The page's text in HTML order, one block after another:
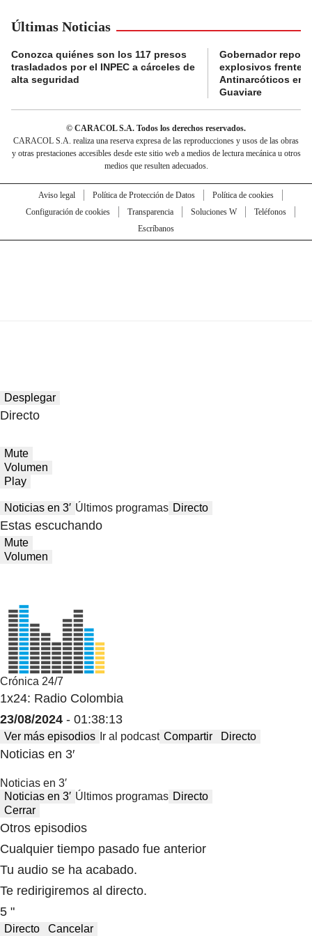
Últimas Noticias
Conozca quiénes son los 117 presos
trasladados por el INPEC a cárceles de
alta seguridad
Gobernador
explosivos frente a
Antinarcóticos en
Guaviare
© CARACOL S.A. Todos los derechos reservados.
CARACOL S.A. realiza una reserva expresa de las reproducciones y usos de las obras
y otras prestaciones accesibles desde este sitio web a medios de lectura mecánica u otros
medios que resulten adecuados.
Aviso legal Política de Protección de Datos
Política de cookies
Configuración de cookies
Transparencia Soluciones W
Teléfonos
Escríbanos
Desplegar
Directo
Mute
Volumen
Play
Noticias en 3′ Últimos programas Directo
Estas escuchando
Mute
Volumen
Crónica 24/7
1x24: Radio Colombia
23/08/2024 - 01:38:13
Ver más episodios Ir al podcast Compartir Directo
Noticias en 3′
Noticias en 3′
Noticias en 3′ Últimos programas Directo
Cerrar
Otros episodios
Cualquier tiempo pasado fue anterior
Tu audio se ha acabado.
Te redirigiremos al directo.
5 "
Directo Cancelar